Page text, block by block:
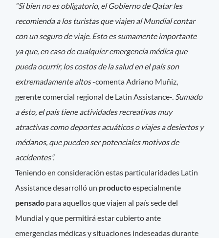
“Si bien no es obligatorio, el Gobierno de Qatar les
recomienda a los turistas que viajen al Mundial contar
con un seguro de viaje. Esto es sumamente importante
ya que, en caso de cualquier emergencia médica que
pueda ocurrir, los costos de la salud en el país son
extremadamente altos-comenta Adriano Muñiz,
gerente comercial regional de Latin Assistance-. Sumado
a ésto, el país tiene actividades recreativas muy
atractivas como deportes acuáticos o viajes a desiertos y
médanos, que pueden ser potenciales motivos de
accidentes”.
Teniendo en consideración estas particularidades Latin
Assistance desarrolló un productoespecialmente
pensado para aquellos que viajen al país sede del
Mundial y que permitirá estar cubierto ante
emergencias médicas y situaciones indeseadas durante